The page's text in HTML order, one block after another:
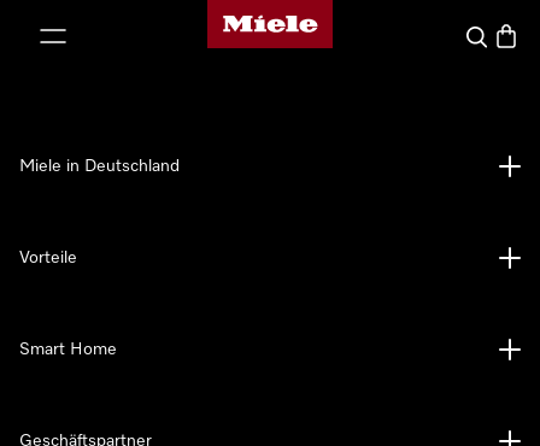
Miele-Homepage
Suche
Miele in Deutschland
Vorteile
Smart Home
Geschäftspartner